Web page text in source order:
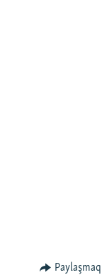
Paylaşmaq